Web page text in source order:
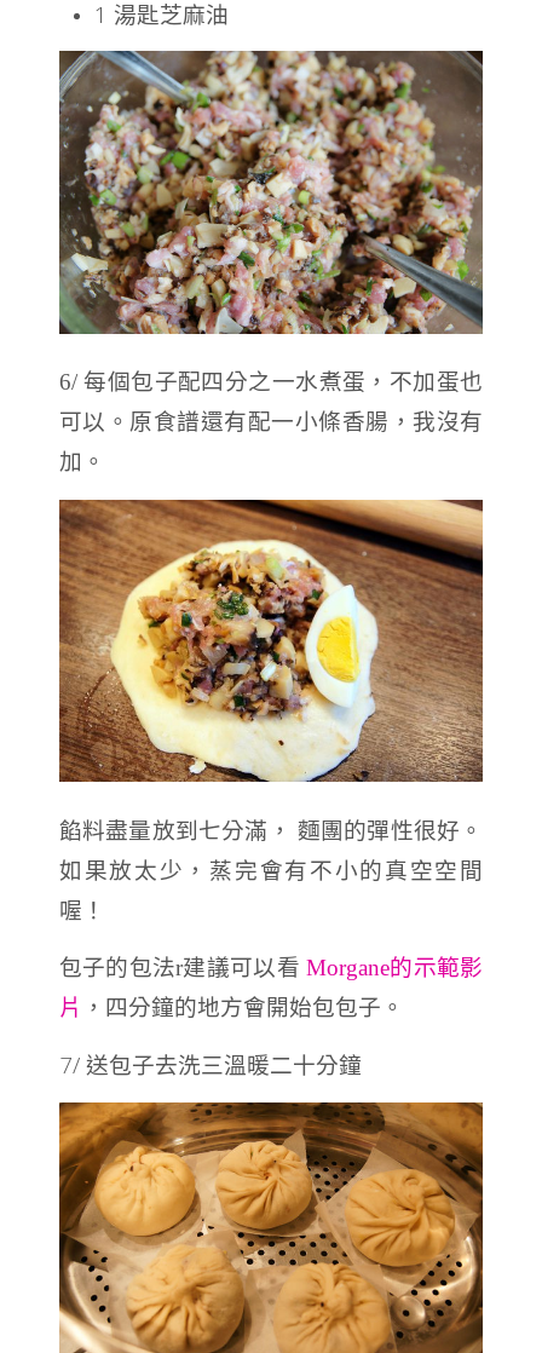
1 湯匙芝麻油
6/ 每個包子配四分之一水煮蛋，不加蛋也
可以。原食譜還有配一小條香腸，我沒有
加。
餡料盡量放到七分滿， 麵團的彈性很好。
如果放太少，蒸完會有不小的真空空間
喔！
包子的包法r建議可以看Morgane的示範影
片 ，四分鐘的地方會開始包包子。
7/ 送包子去洗三溫暖二十分鐘